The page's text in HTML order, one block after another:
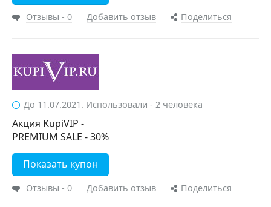
Отзывы - 0 Добавить отзыв Поделиться
До 11.07.2021. Использовали - 2 человека
Акция KupiVIP -
PREMIUM SALE - 30%
Показать купон
Отзывы - 0 Добавить отзыв Поделиться